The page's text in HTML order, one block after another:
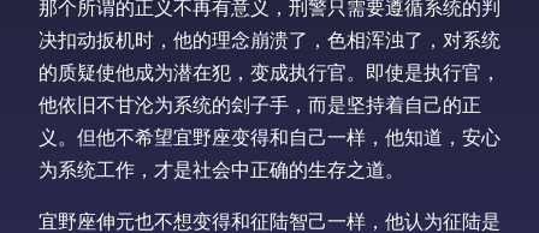
那个所谓的正义不再有意义，刑警只需要遵循系统的判
决扣动扳机时，他的理念崩溃了，色相浑浊了，对系统
的质疑使他成为潜在犯，变成执行官。即使是执行官，
他依旧不甘沦为系统的刽子手，而是坚持着自己的正
义。但他不希望宜野座变得和自己一样，他知道，安心
为系统工作，才是社会中正确的生存之道。
宜野座伸元也不想变得和征陆智己一样，他认为征陆是